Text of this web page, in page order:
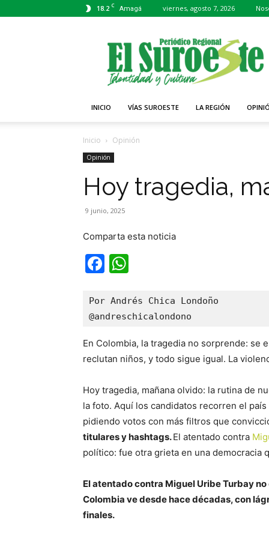
18.2 C Amagá viernes, agosto 7, 2026
Periódico
El
Suroeste
INICIO VÍAS SUROESTE LA REGIÓN
Inicio Opinión
Opinión
Hoy tragedia,
9 junio, 2025
Comparta esta noticia
Facebook
Por Andrés Chica Londoño
@andreschicalondono
En Colombia, la tragedia no sorprende: se
reclutan niños, y todo sigue igual. La
Hoy tragedia, mañana olvido: la rutina de
la foto. Aquí los candidatos recorren el
pidiendo votos con más filtros que
titulares y hashtags.El atentado contra
político: fue otra grieta en una democracia
El atentado contra Miguel Uribe Turbay
Colombia ve desde hace décadas, con
finales.